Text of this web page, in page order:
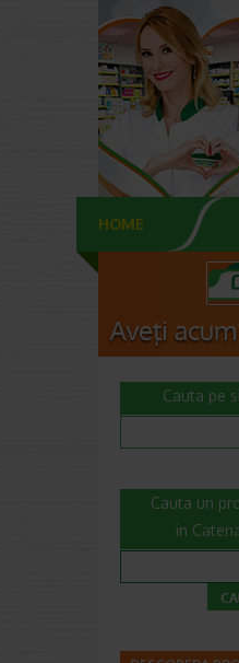
HOME
Cauta pe
Cauta un
in